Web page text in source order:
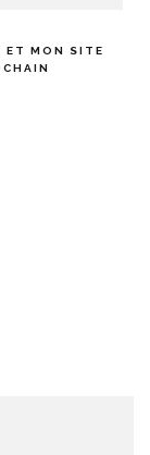
ET MON SITE